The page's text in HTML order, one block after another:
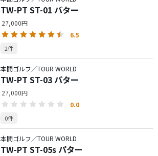
TW-PT ST-01 パター
27,000円
6.5
2件
本間ゴルフ／TOUR WORLD
TW-PT ST-03 パター
27,000円
0.0
0件
本間ゴルフ／TOUR WORLD
TW-PT ST-05s パター